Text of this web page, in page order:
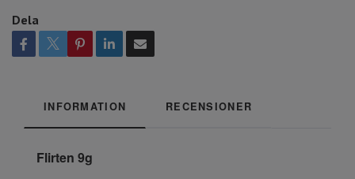
Dela
INFORMATION RECENSIONER
Flirten 9g